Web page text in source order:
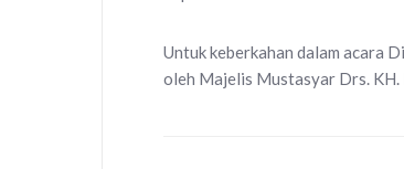
Untuk keberkahan dalam acara
oleh Majelis Mustasyar Drs. KH.